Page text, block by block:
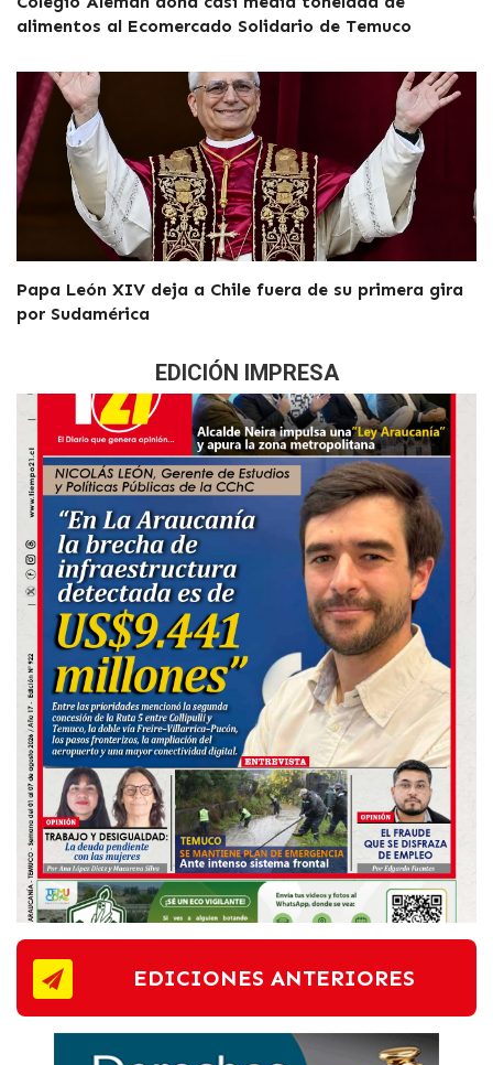
alimentos al Ecomercado Solidario de Temuco
Papa León XIV deja a Chile fuera de su primera gira
por Sudamérica
EDICIÓN IMPRESA
EDICIONES ANTERIORES